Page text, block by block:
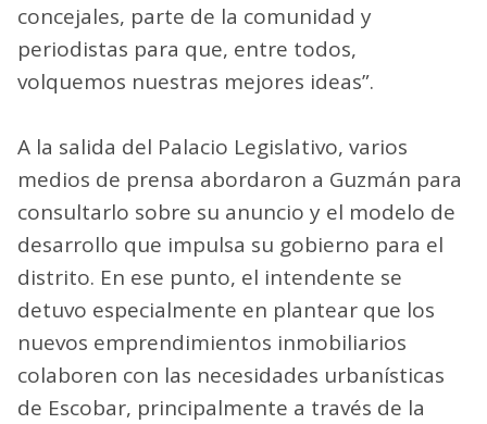
concejales, parte de la comunidad y
periodistas para que, entre todos,
volquemos nuestras mejores ideas”.
A la salida del Palacio Legislativo, varios
medios de prensa abordaron a Guzmán para
consultarlo sobre su anuncio y el modelo de
desarrollo que impulsa su gobierno para el
distrito. En ese punto, el intendente se
detuvo especialmente en plantear que los
nuevos emprendimientos inmobiliarios
colaboren con las necesidades urbanísticas
de Escobar, principalmente a través de la